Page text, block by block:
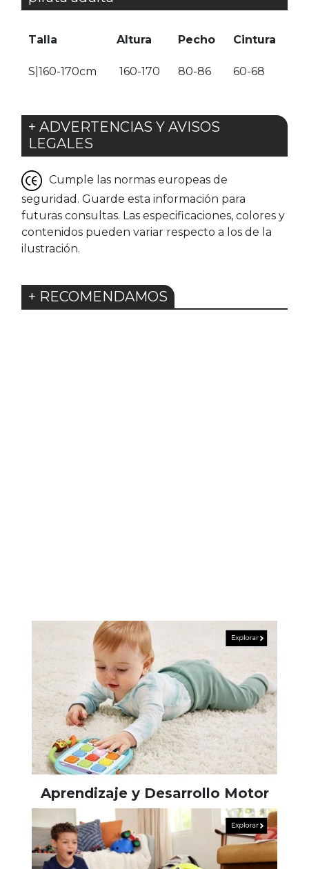
Talla Altura Pecho Cintura
S|160-170cm 160-170 80-86 60-68
+ ADVERTENCIAS Y AVISOS
LEGALES
Cumple las normas europeas de
seguridad. Guarde esta información para
futuras consultas. Las especificaciones, colores y
contenidos pueden variar respecto a los de la
ilustración.
+ RECOMENDAMOS
Aprendizaje y Desarrollo Motor